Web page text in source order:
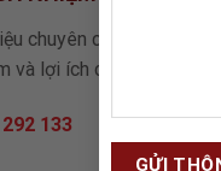
chuyên cung cấp hộp
lợi ích cùng trải
133